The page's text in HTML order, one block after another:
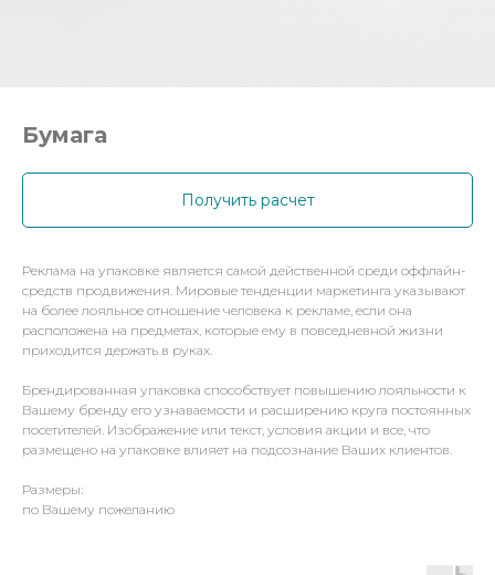
Бумага
Получить расчет
Реклама на упаковке является самой действенной среди оффлайн-
средств продвижения. Мировые тенденции маркетинга указывают
на более лояльное отношение человека к рекламе, если она
расположена на предметах, которые ему в повседневной жизни
приходится держать в руках.
Брендированная упаковка способствует повышению лояльности к
Вашему бренду его узнаваемости и расширению круга постоянных
посетителей. Изображение или текст, условия акции и все, что
размещено на упаковке влияет на подсознание Ваших клиентов.
Размеры:
по Вашему пожеланию